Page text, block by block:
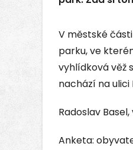
V městské
parku, ve
vyhlídková věž
nachází na
Radoslav
Anketa: